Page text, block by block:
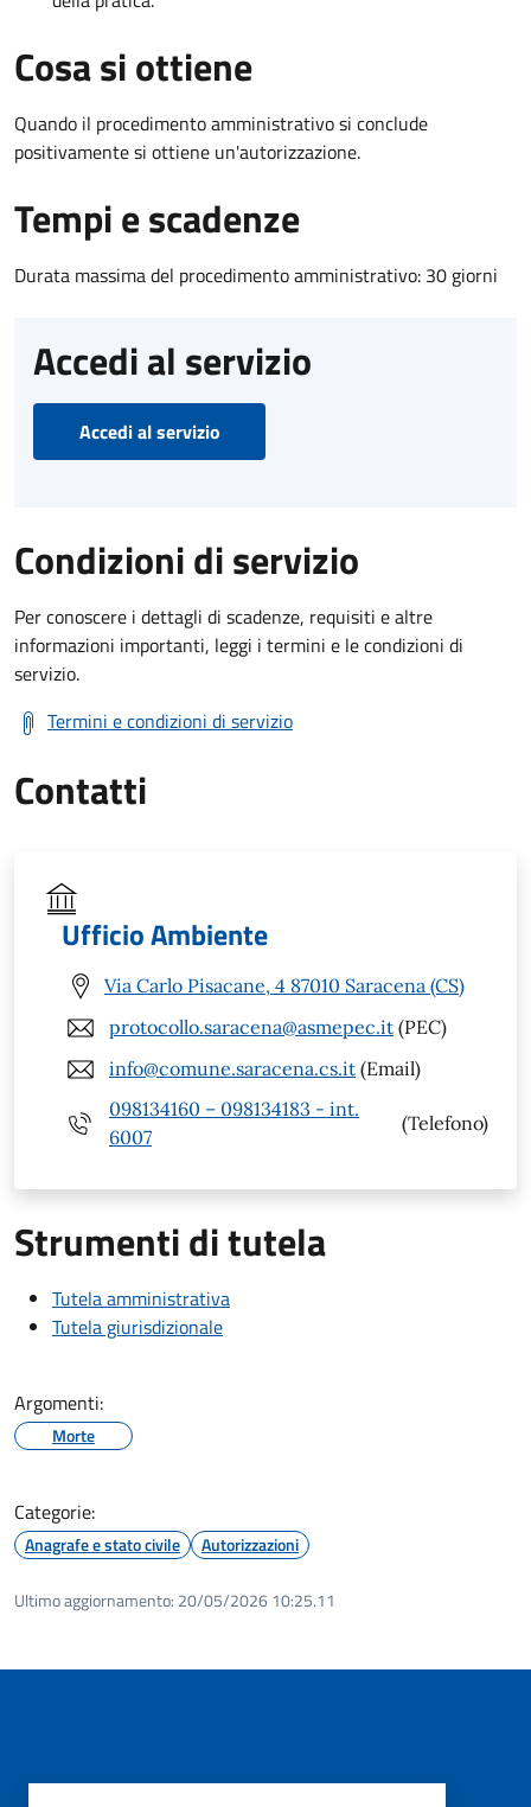
Cosa si ottiene
Quando il procedimento amministrativo si conclude
positivamente si ottiene un'autorizzazione.
Tempi e scadenze
Durata massima del procedimento amministrativo: 30 giorni
Accedi al servizio
Accedi al servizio
Condizioni di servizio
Per conoscere i dettagli di scadenze, requisiti e altre
informazioni importanti, leggi i termini e le condizioni di
servizio.
Termini e condizioni di servizio
Contatti
Ufficio Ambiente
Via Carlo Pisacane, 4 87010 Saracena (CS)
protocollo.saracena@asmepec.it (PEC)
info@comune.saracena.cs.it (Email)
098134160 – 098134183 - int.
6007
(Telefono)
Strumenti di tutela
Tutela amministrativa
Tutela giurisdizionale
Argomenti:
Morte
Categorie:
Anagrafe e stato civile Autorizzazioni
Ultimo aggiornamento: 20/05/2026 10:25.11